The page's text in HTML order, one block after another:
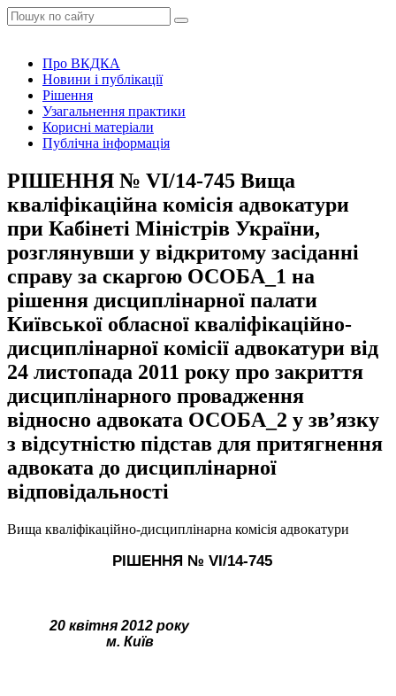
Про ВКДКА
Новини і публікації
Рішення
Узагальнення практики
Корисні матеріали
Публічна інформація
РІШЕННЯ № VІ/14-745 Вища
кваліфікаційна комісія адвокатури
при Кабінеті Міністрів України,
розглянувши у відкритому засіданні
справу за скаргою ОСОБА_1 на
рішення дисциплінарної палати
Київської обласної кваліфікаційно-
дисциплінарної комісії адвокатури від
24 листопада 2011 року про закриття
дисциплінарного провадження
відносно адвоката ОСОБА_2 у зв’язку
з відсутністю підстав для притягнення
адвоката до дисциплінарної
відповідальності
Вища кваліфікаційно-дисциплінарна комісія адвокатури
РІШЕННЯ № VІ/14-745
20 квітня 2012 року
м. Київ